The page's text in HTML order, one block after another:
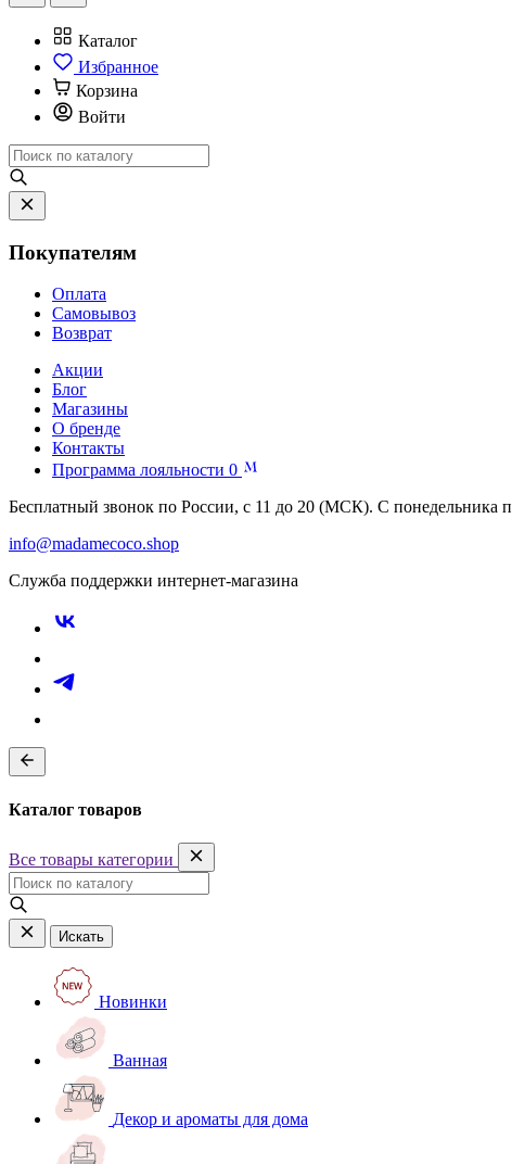
Каталог
Избранное
Корзина
Войти
Покупателям
Оплата
Самовывоз
Возврат
Акции
Блог
Магазины
О бренде
Контакты
Программа лояльности 0
Бесплатный звонок по России, с 11 до 20 (МСК). С понедельника
info@madamecoco.shop
Служба поддержки интернет-магазина
Каталог товаров
Все товары категории
Искать
Новинки
Ванная
Декор и ароматы для дома